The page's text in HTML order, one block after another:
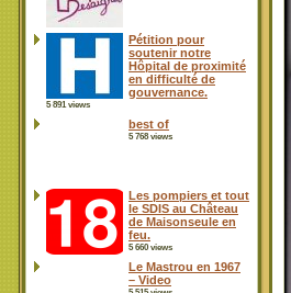
Pétition pour
soutenir notre
Hôpital de proximité
en difficulté de
gouvernance.
5 891 views
best of
5 768 views
Les pompiers et tout
le SDIS au Château
de Maisonseule en
feu.
5 660 views
Le Mastrou en 1967
– Video